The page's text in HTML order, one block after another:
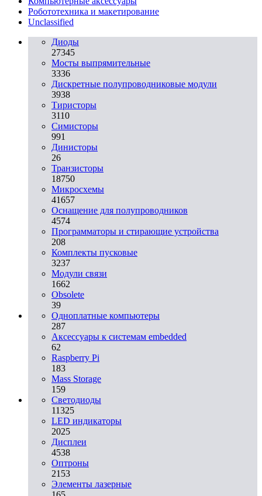
Робототехника и макетирование
Unclassified
Диоды
27345
Мосты выпрямительные
3336
Дискретные полупроводниковые модули
3938
Тиристоры
3110
Симисторы
991
Динисторы
26
Транзисторы
18750
Микросхемы
41657
Оснащение для полупроводников
4574
Программаторы и стирающие устройства
208
Комплекты пусковые
3237
Модули связи
1662
Obsolete
39
Одноплатные компьютеры
287
Аксессуары к системам embedded
62
Raspberry Pi
183
Mass Storage
159
Светодиоды
11325
LED индикаторы
2025
Дисплеи
4538
Оптроны
2153
Элементы лазерные